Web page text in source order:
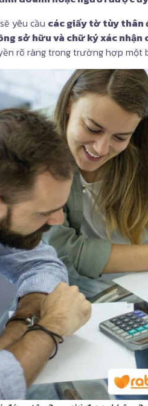
yêu cầu các giấy tờ tùy thân
sở hữu và chữ ký xác nhận
rõ ràng trong trường hợp